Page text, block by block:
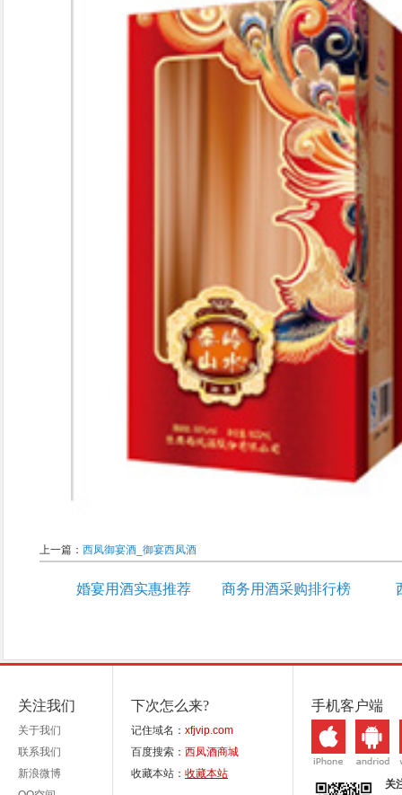
上一篇： 西凤御宴酒_御宴西凤酒
婚宴用酒实惠推荐 商务用酒采购排行榜
关注我们
关于我们
联系我们
新浪微博
下次怎么来?
记住域名： xfjvip.com
百度搜索： 西凤酒商城
收藏本站： 收藏本站
手机客户端
关